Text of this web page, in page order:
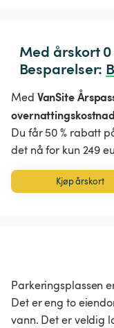
Med årskort
Besparelser:
Med VanSite
Du får 50 % rabatt
det nå for kun 249
Kjøp årskort
Parkeringsplassen
Det er eng to
vann. Det er veldig